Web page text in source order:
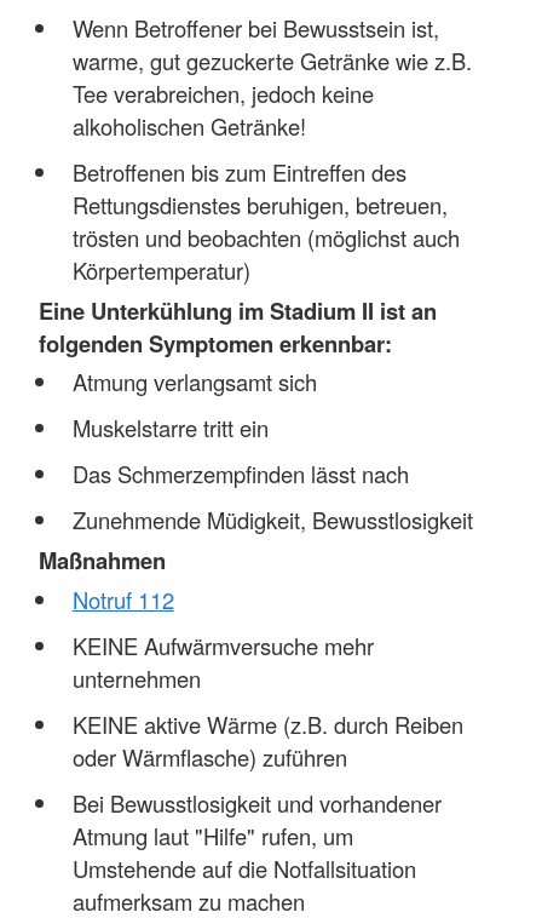
Wenn Betroffener bei Bewusstsein ist,
warme, gut gezuckerte Getränke wie z.B.
Tee verabreichen, jedoch keine
alkoholischen Getränke!
Betroffenen bis zum Eintreffen des
Rettungsdienstes beruhigen, betreuen,
trösten und beobachten (möglichst auch
Körpertemperatur)
Eine Unterkühlung im Stadium II ist an
folgenden Symptomen erkennbar:
Atmung verlangsamt sich
Muskelstarre tritt ein
Das Schmerzempfinden lässt nach
Zunehmende Müdigkeit, Bewusstlosigkeit
Maßnahmen
Notruf 112
KEINE Aufwärmversuche mehr
unternehmen
KEINE aktive Wärme (z.B. durch Reiben
oder Wärmflasche) zuführen
Bei Bewusstlosigkeit und vorhandener
Atmung laut "Hilfe" rufen, um
Umstehende auf die Notfallsituation
aufmerksam zu machen